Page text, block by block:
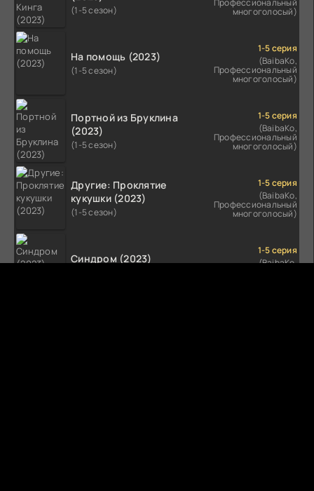
(1-5 сезон)
Профессиональный
многоголосый)
На помощь (2023)
(1-5 сезон)
1-5 серия
(BaibaKo,
Профессиональный
многоголосый)
Портной из Бруклина
(2023)
(1-5 сезон)
1-5 серия
(BaibaKo,
Профессиональный
многоголосый)
Другие: Проклятие
кукушки (2023)
(1-5 сезон)
1-5 серия
(BaibaKo,
Профессиональный
многоголосый)
Синдром (2023)
1-5 серия
(BaibaKo,